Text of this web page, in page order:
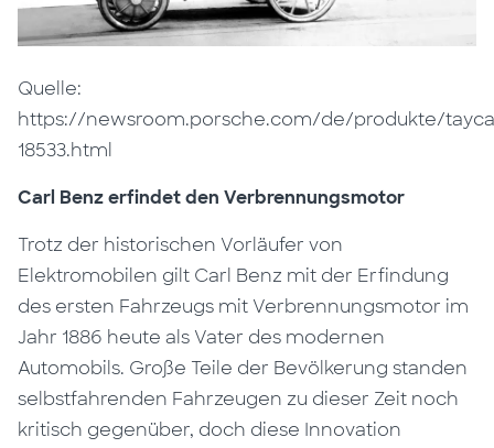
Quelle:
https://newsroom.porsche.com/de/produkte/
18533.html
Carl Benz erfindet den Verbrennungsmotor
Trotz der historischen Vorläufer von
Elektromobilen gilt Carl Benz mit der Erfindung
des ersten Fahrzeugs mit Verbrennungsmotor im
Jahr 1886 heute als Vater des modernen
Automobils. Große Teile der Bevölkerung standen
selbstfahrenden Fahrzeugen zu dieser Zeit noch
kritisch gegenüber, doch diese Innovation